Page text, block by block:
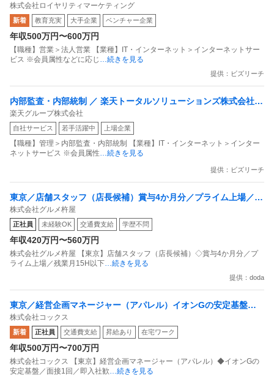
内最大級の共通ポイントサービスを展開／無駄のない消費社会を
目指すデータマーケティングカンパニー」
株式会社ロイヤリティマーケティング
新着 教育充実 大手企業 ベンチャー企業
年収500万円〜600万円
【職種】営業＞法人営業 【業種】IT・インターネット＞インターネットサー
ビス ※会員属性などに応じ
…続きを見る
提供：ビズリーチ
内部監査・内部統制 ／ 楽天トータルソリューションズ株式会社
戦略事業コンプライアンス支援部 業務統制支援課：ショップコン
プライアンス推進担当（SBCSD）
楽天グループ株式会社
自社サービス 若手活躍中 上場企業
【職種】管理＞内部監査・内部統制 【業種】IT・インターネット＞インター
ネットサービス ※会員属性 …続きを見る
提供：ビズリーチ
東京／店舗スタッフ（店長候補）賞与4か月分／プライム上場／残
業月15H以下／新店オープン多数
株式会社グルメ杵屋
正社員 未経験OK 交通費支給 学歴不問
年収420万円〜560万円
株式会社グルメ杵屋 【東京】店舗スタッフ（店長候補）◇賞与4か月分／プ
ライム上場／残業月15H以下 …続きを見る
提供：doda
東京／経営企画マネージャー（アパレル）イオンGの安定基盤／
面接1回／即入社歓迎
株式会社コックス
新着 正社員 交通費支給 昇給あり 在宅ワーク
年収500万円〜700万円
株式会社コックス 【東京】経営企画マネージャー（アパレル）◆イオンGの
安定基盤／面接1回／即入社歓 …続きを見る